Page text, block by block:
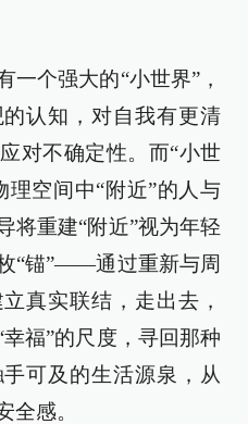
一个强大的“小世界”，
认知，对自我有更清
对不确定性。而“小世
理空间中“附近”的人与
将重建“附近”视为年轻
“锚”——通过重新与周
真实联结，走出去，
福”的尺度，寻回那种
可及的生活源泉，从
全感。